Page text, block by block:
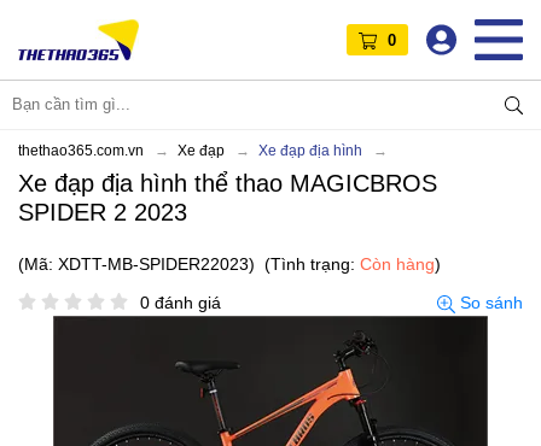
0
thethao365.com.vn Xe đạp Xe đạp địa hình
Xe đạp địa hình thể thao MAGICBROS
SPIDER 2 2023
(Mã: XDTT-MB-SPIDER22023) (Tình trạng: Còn hàng)
0 đánh giá
So sánh